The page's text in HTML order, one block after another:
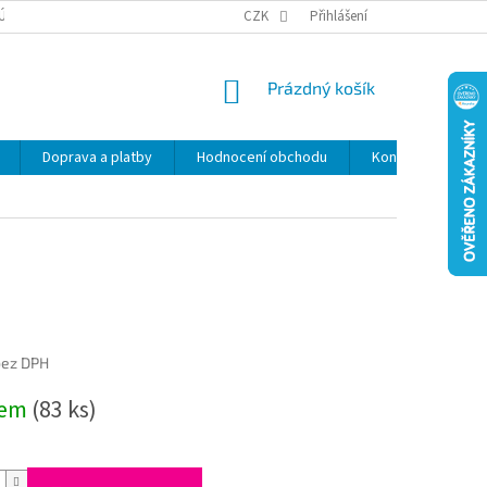
CZK Přihlášení
NÁKUPNÍ
Prázdný košík
Doprava a platby Hodnocení obchodu Kontakty
DPH
(83 ks)